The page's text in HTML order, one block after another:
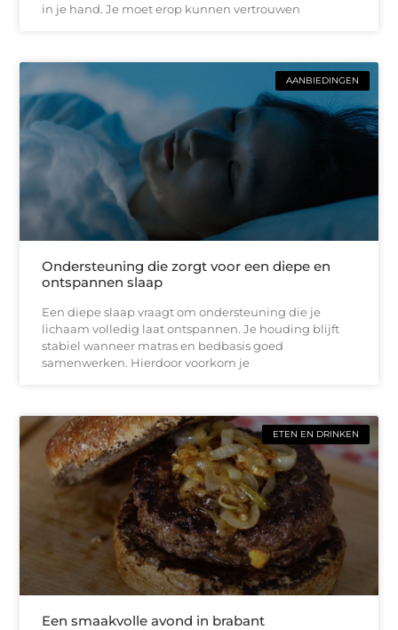
in je hand. Je moet erop kunnen vertrouwen
AANBIEDINGEN
Ondersteuning die zorgt voor een diepe en
ontspannen slaap
Een diepe slaap vraagt om ondersteuning die je
lichaam volledig laat ontspannen. Je houding blijft
stabiel wanneer matras en bedbasis goed
samenwerken. Hierdoor voorkom je
ETEN EN DRINKEN
Een smaakvolle avond in brabant